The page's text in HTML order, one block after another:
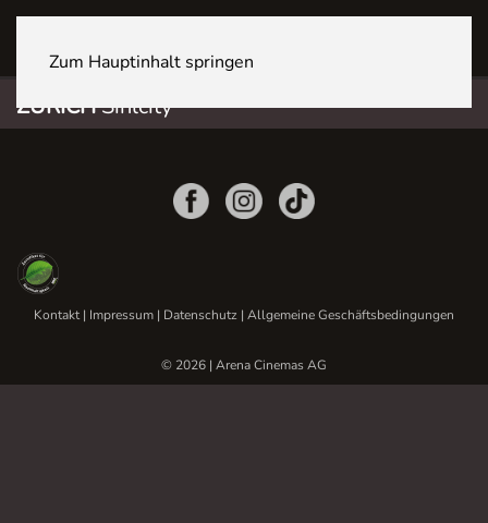
Zum Hauptinhalt springen
ZÜRICHSihlcity
Kontakt| Impressum | Datenschutz | Allgemeine Geschäftsbedingungen
© 2026 | Arena Cinemas AG